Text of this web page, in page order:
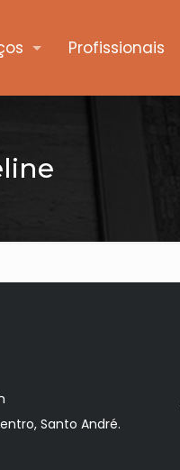
Profissionais
Santo André.